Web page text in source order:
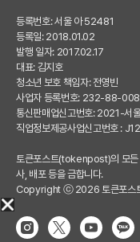
등록번호: 서울 아 52481
등록일: 2018.01.02
발행 일자: 2017.02.17
대표: 김지호
청소년 보호 책임자: 전영빈
사업자 등록번호: 232-88-
통신판매업신고번호: 2021-서
직업정보제공사업신고번호 :
토큰포스트(tokenpost)의 모든
사, 배포 등을 금합니다.
Copyright ⓒ 2026 토큰포스